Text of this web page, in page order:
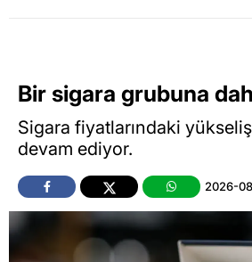
Bir sigara grubuna
Sigara fiyatlarındaki
devam ediyor.
2026-